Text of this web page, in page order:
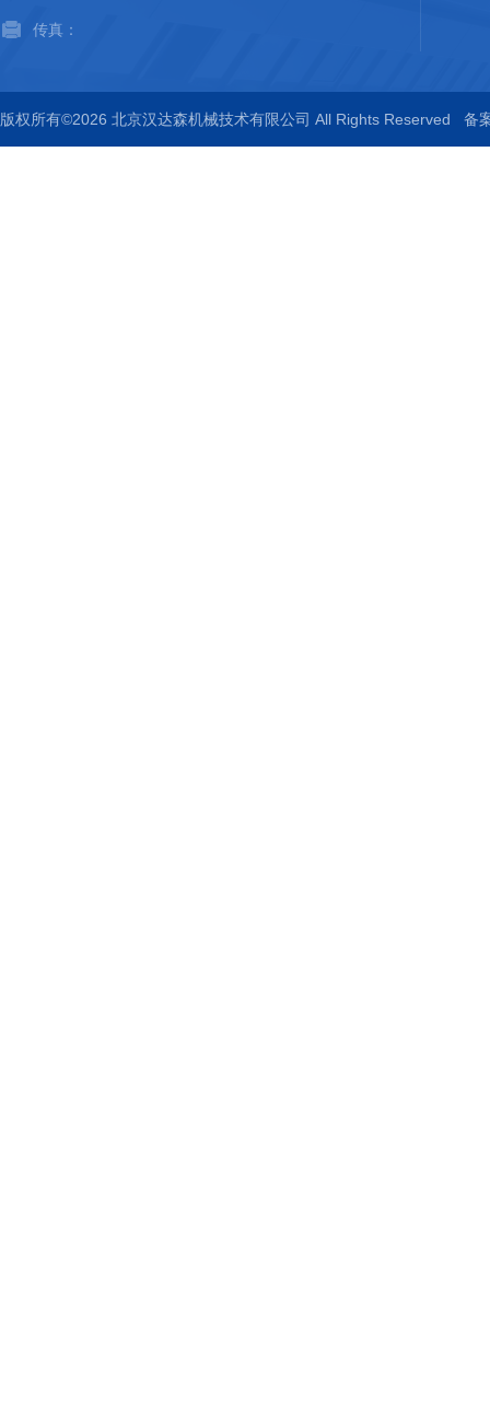
传真：
版权所有©2026 北京汉达森机械技术有限公司 All Rights Reserved 备